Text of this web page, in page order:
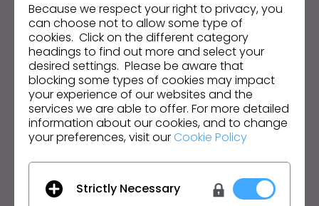
Endereço de e-mail
Aceito asCondições Gerais de Utilização, asCondições
Adicionais do CLOe a Política de Privacidade .
Português
Produto
Produto
Teste Grátis
Acadêmico
Because we respect your right to privacy, you
can choose not to allow some type of
cookies. Click on the different category
headings to find out more and select your
desired settings. Please be aware that
blocking some types of cookies may impact
your experience of our websites and the
services we are able to offer. For more detailed
information about our cookies, and to change
your preferences, visit ourCookie Policy
Strictly Necessary